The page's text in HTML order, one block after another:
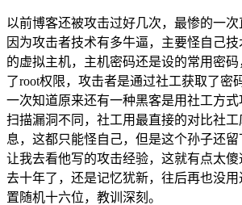
以前博客还被攻击过好几次，最惨的一
因为攻击者技术有多牛逼，主要怪自己
的虚拟主机，主机密码还是设的常用密
了root权限，攻击者是通过社工获取了密
一次知道原来还有一种黑客是用社工方
扫描漏洞不同，社工用最直接的对比社
息，这都只能怪自己，但是这个孙子还留
让我去看他写的攻击经验，这就有点太
去十年了，还是记忆犹新，往后再也没
置随机十六位，教训深刻。